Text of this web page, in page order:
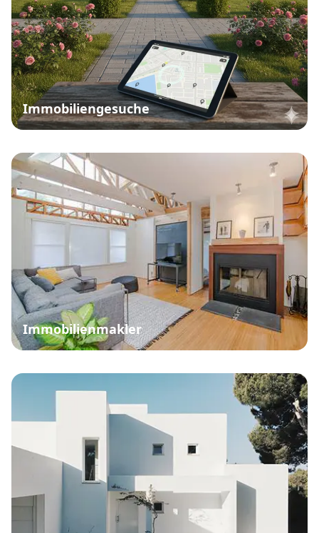
Immobiliengesuche
Immobilienmakler